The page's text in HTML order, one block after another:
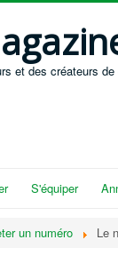
et des créateurs
S'équiper
un numéro Le